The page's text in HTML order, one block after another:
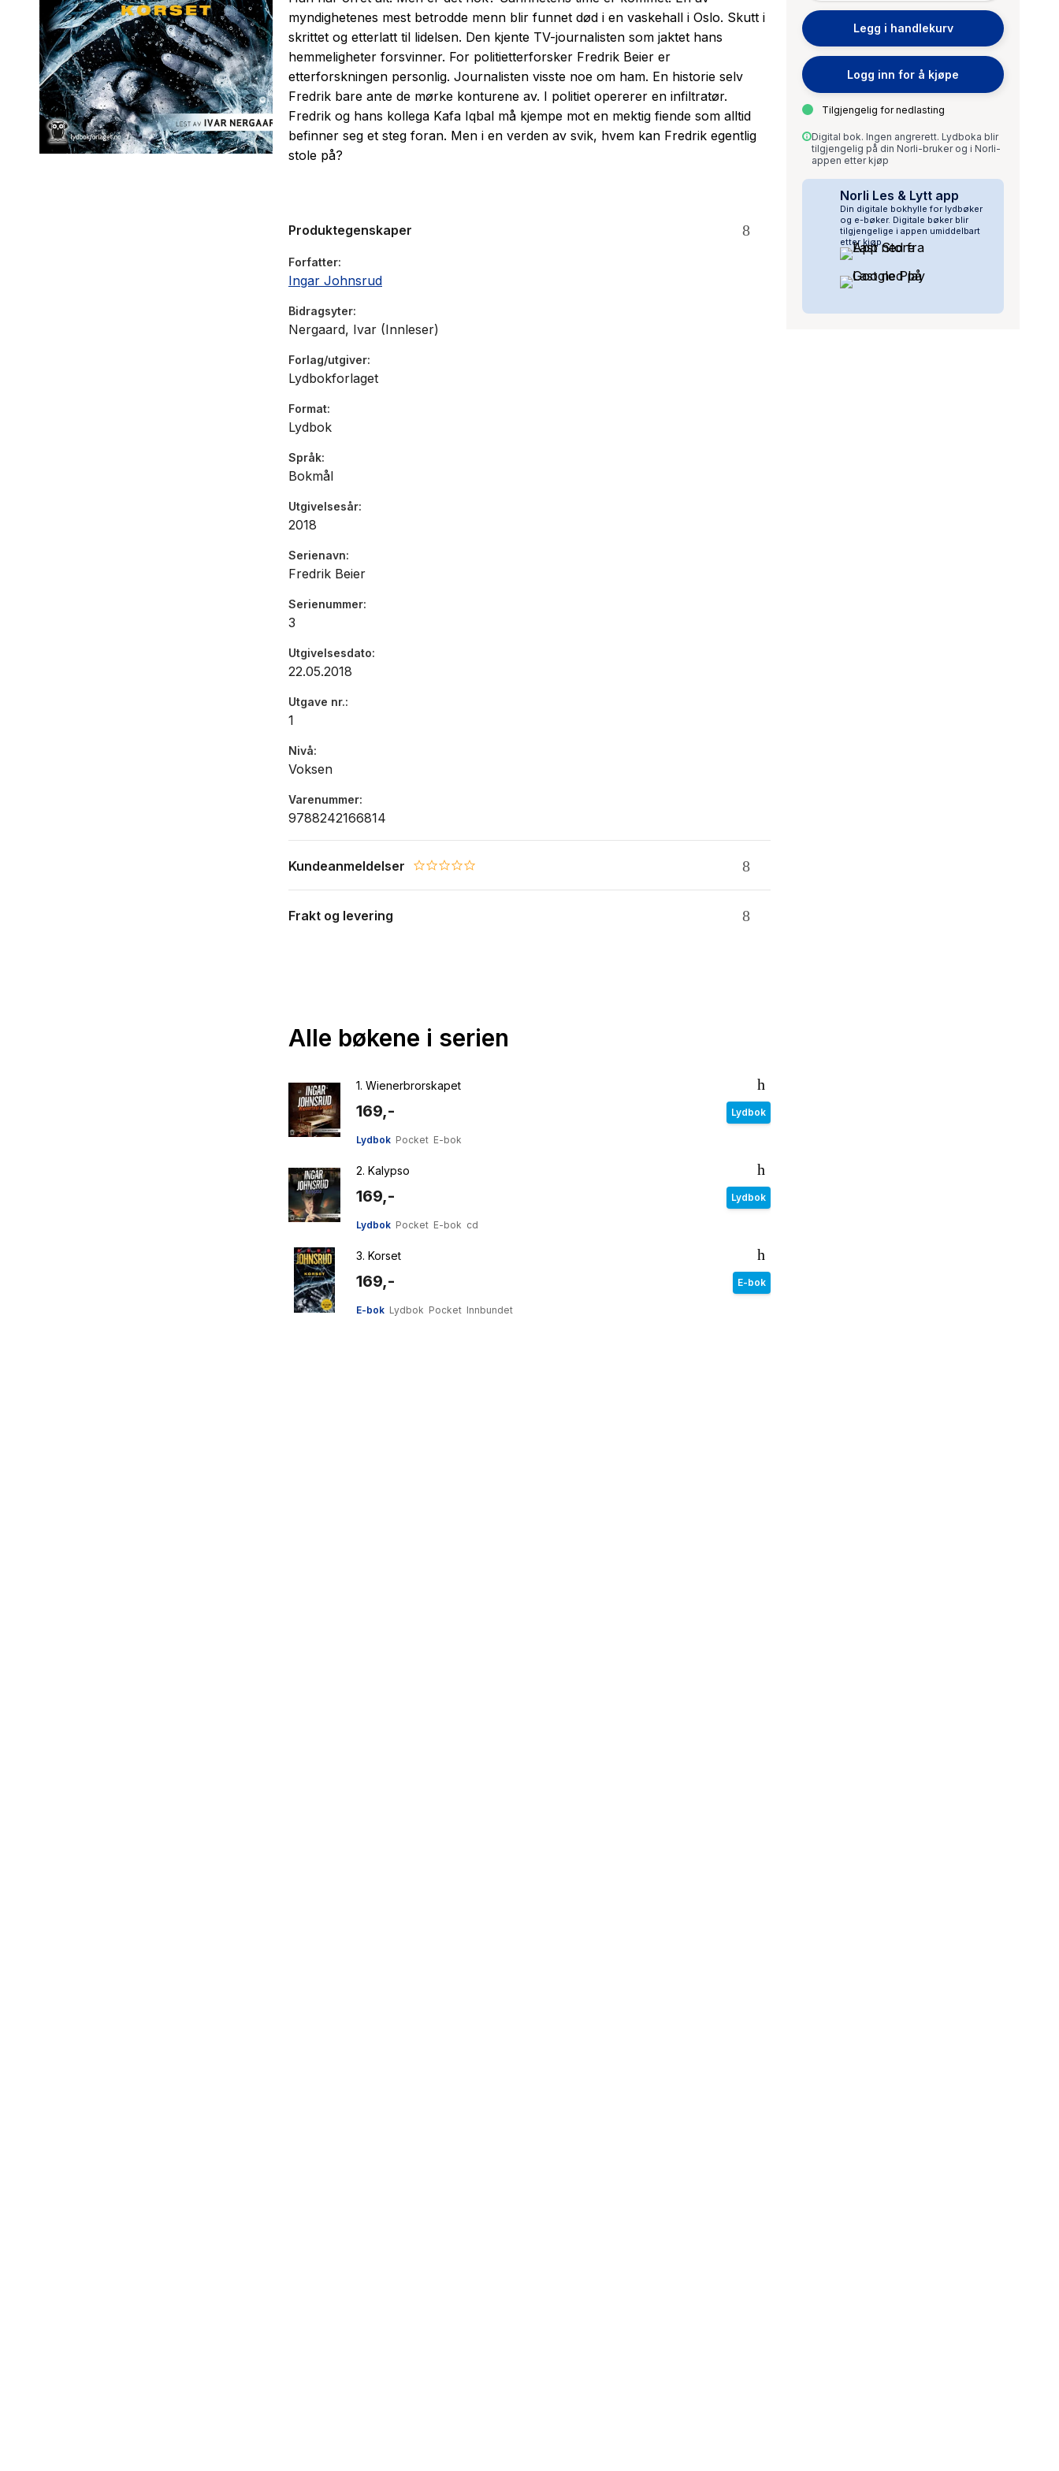
Legg i handlekurv
Logg inn for å kjøpe
Tilgjengelig for nedlasting
Digital bok. Ingen angrerett. Lydboka blir
tilgjengelig på din Norli-bruker og i Norli-
appen etter kjøp
Norli Les & Lytt app
Din digitale bokhylle for lydbøker
og e-bøker. Digitale bøker blir
tilgjengelige i appen umiddelbart
etter kjøp.
myndighetenes mest betrodde menn blir funnet død i en vaskehall i Oslo. Skutt i
skrittet og etterlatt til lidelsen. Den kjente TV-journalisten som jaktet hans
hemmeligheter forsvinner. For politietterforsker Fredrik Beier er
etterforskningen personlig. Journalisten visste noe om ham. En historie selv
Fredrik bare ante de mørke konturene av. I politiet opererer en infiltratør.
Fredrik og hans kollega Kafa Iqbal må kjempe mot en mektig fiende som alltid
befinner seg et steg foran. Men i en verden av svik, hvem kan Fredrik egentlig
stole på?
Produktegenskaper
Forfatter
Ingar Johnsrud
Bidragsyter
Nergaard, Ivar (Innleser)
Forlag/utgiver
Lydbokforlaget
Format
Lydbok
Språk
Bokmål
Utgivelsesår
2018
Serienavn
Fredrik Beier
Serienummer
3
Utgivelsesdato
22.05.2018
Utgave nr.
1
Nivå
Voksen
Varenummer
9788242166814
Kundeanmeldelser 0.0 star rating
Frakt og levering
Alle bøkene i serien
1. Wienerbrorskapet
169,- Lydbok
Lydbok Pocket E-bok
2. Kalypso
169,- Lydbok
Lydbok Pocket E-bok cd
3. Korset
169,- E-bok
E-bok Lydbok Pocket Innbundet